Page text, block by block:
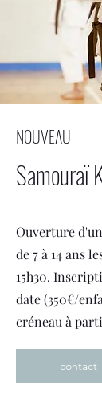
NOUVEAU
Samouraï
Ouverture
de 7 à 14 ans
15h30.
date (350€/
créneau à
contact